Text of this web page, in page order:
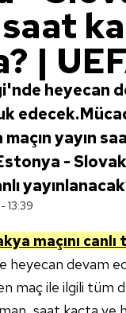
|
heyecan
yayın
-
13:39
maçını
heyecan devam
maç ile ilgili tüm